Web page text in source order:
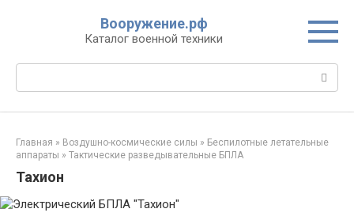
Вооружение.рф
Каталог военной техники
Поиск:
Главная » Воздушно-космические силы » Беспилотные летательные
аппараты » Тактические разведывательные БПЛА
Тахион